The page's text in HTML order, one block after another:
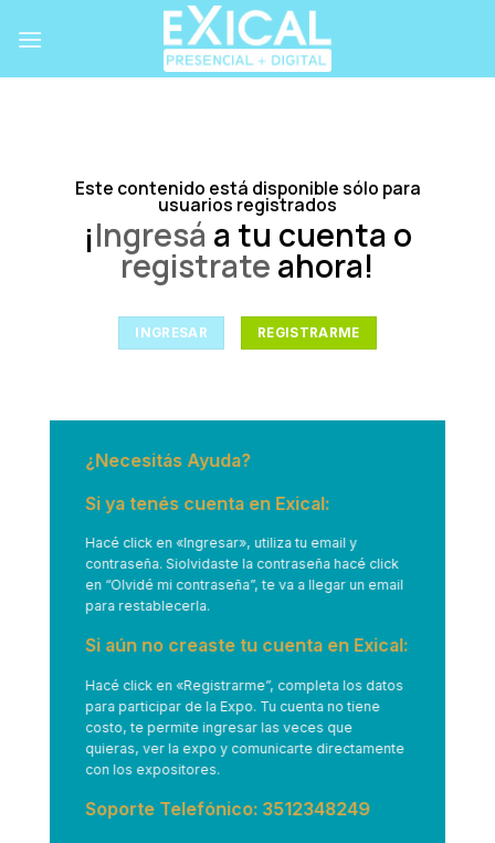
Este contenido está disponible sólo para
usuarios registrados
¡Ingresá a tu cuenta o
registrate ahora!
INGRESAR REGISTRARME
¿Necesitás Ayuda?
Si ya tenés cuenta en Exical:
Hacé click en «Ingresar», utiliza tu email y
contraseña. Siolvidaste la contraseña hacé click
en “Olvidé mi contraseña”, te va a llegar un email
para restablecerla.
Si aún no creaste tu cuenta en Exical:
Hacé click en «Registrarme”, completa los datos
para participar de la Expo. Tu cuenta no tiene
costo, te permite ingresar las veces que
quieras, ver la expo y comunicarte directamente
con los expositores.
Soporte Telefónico: 3512348249